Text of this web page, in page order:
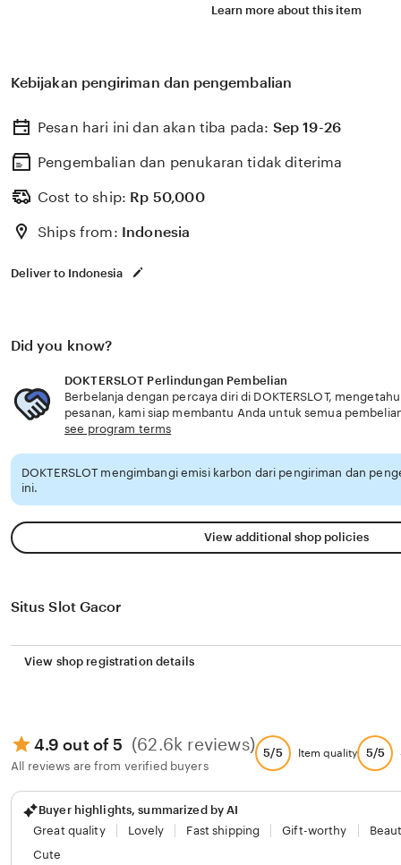
Situs DOKTERSLOT fitur inovatif profesional SMK
menyiapkan lulusan siap kerja dan berdaya saing solusi
Learn more about this item
Kebijakan pengiriman dan pengembalian
Pesan hari ini dan akan tiba pada: Sep 19-26
Pengembalian dan penukaran tidak diterima
Cost to ship: Rp 50,000
Ships from: Indonesia
Deliver to Indonesia
Did you know?
DOKTERSLOT Perlindungan Pembelian
Berbelanja dengan percaya diri di DOKTERSLOT,
pesanan, kami siap membantu Anda untuk semua
see program terms
DOKTERSLOT mengimbangi emisi karbon dari pengiriman dan
ini.
View additional shop policies
Situs Slot Gacor
View shop registration details
4.9 out of 5 (62.6k reviews)
All reviews are from verified buyers
5/5 Item quality 5/5
Buyer highlights, summarized by AI
Great quality
Lovely Fast shipping Gift-worthy
Cute